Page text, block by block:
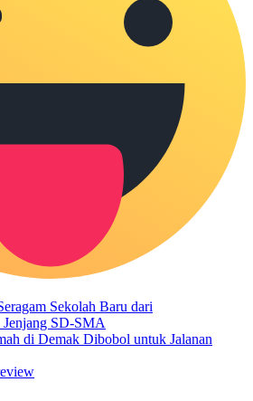
Sekolah Baru dari
SD-SMA
di Demak Dibobol untuk Jalanan